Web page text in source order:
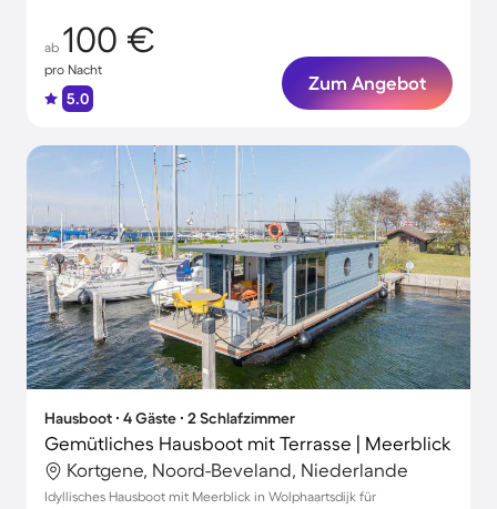
ab 100 €
pro Nacht
5.0
Zum Angebot
Hausboot ∙ 4 Gäste ∙ 2 Schlafzimmer
Gemütliches Hausboot mit Terrasse | Meerblick
Kortgene, Noord-Beveland, Niederlande
Idyllisches Hausboot mit Meerblick in Wolphaartsdijk für